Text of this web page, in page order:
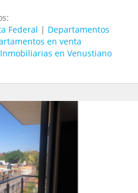
Federal | Departamentos
en venta
Inmobiliarias en Venustiano